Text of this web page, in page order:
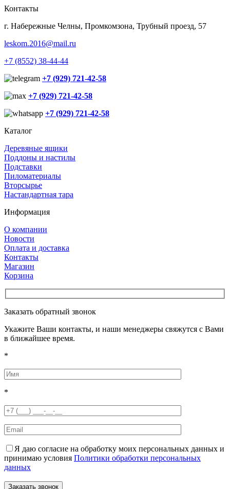
Контакты
г. Набережные Челны, Промкомзона, Трубный проезд, 57
leskom.2016@mail.ru
+7 (8552) 38-44-44
+7 (929) 721-42-58
+7 (929) 721-42-58
+7 (929) 721-42-58
Каталог
Деревяные ящики
Поддоны и настилы
Подставки
Пиломатериалы
Вторсырье
Настандартная тара
Информация
О компании
Новости
Оплата и доставка
Контакты
Магазин
Корзина
Заказать обратный звонок
Укажите Ваши контакты, и наши менеджеры свяжутся с Вами
в ближайшее время.
*
*
Я даю согласие на обработку моих персональных данных и
принимаю условия Политики обработки персональных
данных